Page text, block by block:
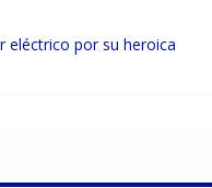
eléctrico por su heroica
el sector privado para
en instalaciones del SEN